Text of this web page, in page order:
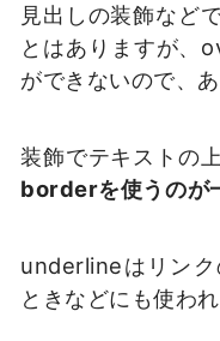
見出しの装飾など
とはありますが、
ができないので、
装飾でテキストの
borderを使うのが
underlineはリンク
ときなどにも使われ